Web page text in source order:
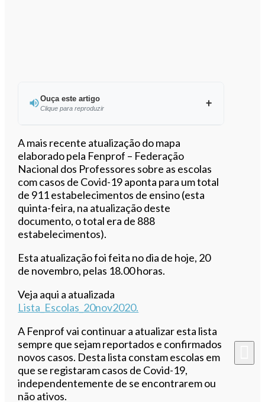
Ouça este artigo
Clique para reproduzir
Ouvir este artigo
A mais recente atualização do mapa
elaborado pela Fenprof – Federação
Nacional dos Professores sobre as escolas
com casos de Covid-19 aponta para um total
de 911 estabelecimentos de ensino (esta
quinta-feira, na atualização deste
documento, o total era de 888
estabelecimentos).
Esta atualização foi feita no dia de hoje, 20
de novembro, pelas 18.00 horas.
Veja aqui a atualizada
Lista_Escolas_20nov2020.
A Fenprof vai continuar a atualizar esta lista
sempre que sejam reportados e confirmados
novos casos. Desta lista constam escolas em
que se registaram casos de Covid-19,
independentemente de se encontrarem ou
não ativos.